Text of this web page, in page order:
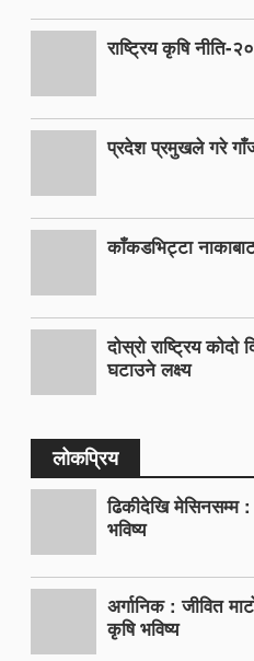
राष्ट्रिय कृषि नीति-
प्रदेश प्रमुखले गरे
काँकडभिट्टा
दोस्रो राष्ट्रिय
घटाउने लक्ष्य
लोकप्रिय
ढिकीदेखि मेसिनसम्म :
भविष्य
अर्गानिक : जीवित
कृषि भविष्य